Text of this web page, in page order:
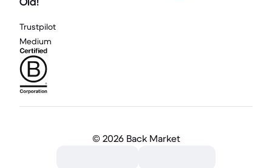
Trustpilot
Medium
© 2026 Back Market